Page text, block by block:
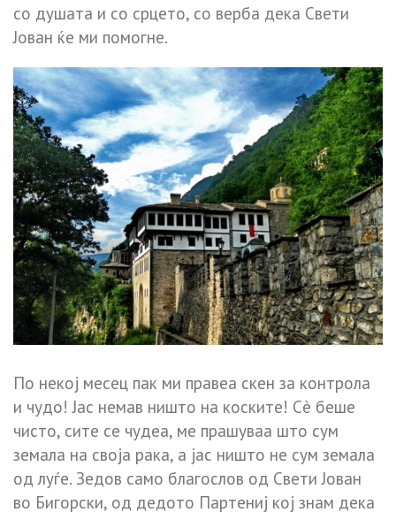
со душата и со срцето, со верба дека Свети
Јован ќе ми помогне.
По некој месец пак ми правеа скен за контрола
и чудо! Јас немав ништо на коските! Сè беше
чисто, сите се чудеа, ме прашуваа што сум
земала на своја рака, а јас ништо не сум земала
од луѓе. Зедов само благослов од Свети Јован
во Бигорски, од дедото Партениј кој знам дека